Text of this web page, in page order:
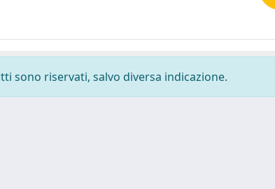
sono riservati, salvo diversa indicazione.